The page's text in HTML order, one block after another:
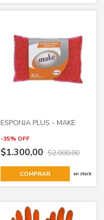
ESPONJA PLUS - MAKE
-35% OFF
$1.300,00 $2.000,00
COMPRAR en stock